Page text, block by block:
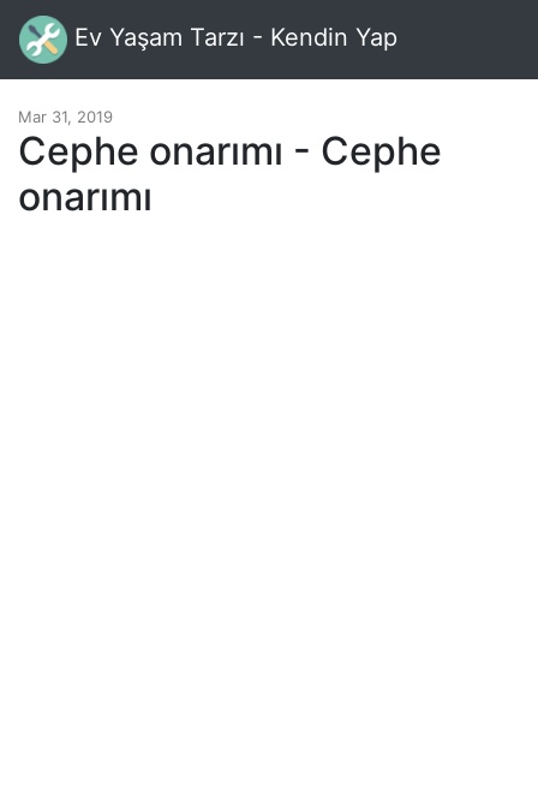
Ev Yaşam Tarzı - Kendin Yap
Mar 31, 2019
Cephe onarımı - Cephe
onarımı